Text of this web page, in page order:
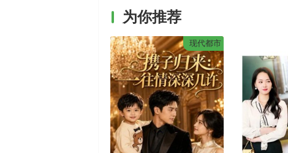
为你推荐
现代都市